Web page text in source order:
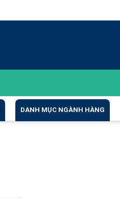
DANH MỤC NGÀNH HÀNG